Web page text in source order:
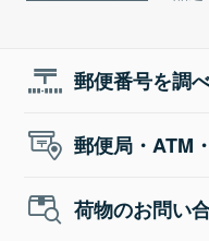
郵便番号を調
郵便局・ATM
荷物のお問い